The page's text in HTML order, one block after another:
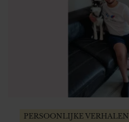
PERSOONLIJKE VERHALEN